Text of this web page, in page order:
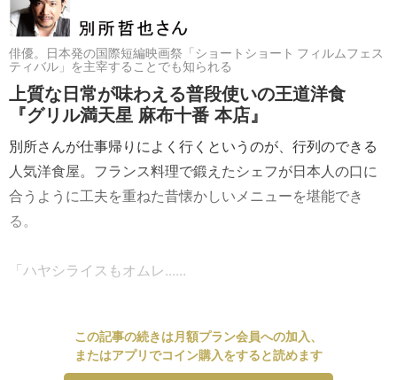
俳優。日本発の国際短編映画祭「ショートショート フィルムフェス
ティバル」を主宰することでも知られる
上質な日常が味わえる普段使いの王道洋食
『グリル満天星 麻布十番 本店』
別所さんが仕事帰りによく行くというのが、行列のできる
人気洋食屋。フランス料理で鍛えたシェフが日本人の口に
合うように工夫を重ねた昔懐かしいメニューを堪能でき
る。
「ハヤシライスもオムレ......
この記事の続きは月額プラン会員への加入、
またはアプリでコイン購入をすると読めます